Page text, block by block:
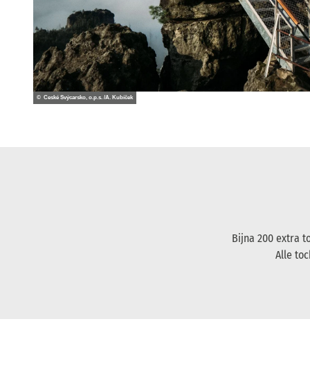
© České Švýcarsko, o.p.s. /A. Kubíček
Bijna 200 extra
Alle